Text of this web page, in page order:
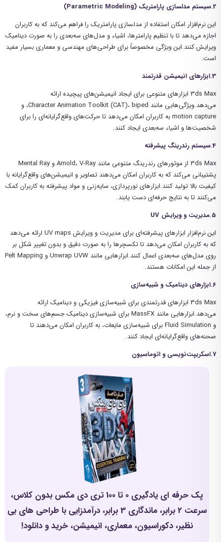
2.سیستم مدلسازی پارامتریک (
Parametric Modeling
)
این نرم‌افزار امکان استفاده از مدلسازی پارامتریک را فراهم می‌کند که به کاربران
اجازه می‌دهد تا با تنظیم پارامترها، اشیاء و مدل‌های سه‌بعدی را به صورت دینامیک
ویرایش کنند.این ویژگی مخصوصاً برای طراحی‌های مهندسی و معماری بسیار مفید
است.
3.ابزارهای انیمیشن قدرتمند
3ds Max ابزارهای متنوعی برای ایجاد انیمیشن‌های پیچیده ارائه
می‌دهد.ویژگی‌هایی مانند Character Animation Toolkit (CAT)، biped، و
motion capture به کاربران امکان می‌دهد تا حرکت‌های واقع‌گرایانه‌ای را برای
شخصیت‌ها و اشیاء سه‌بعدی ایجاد کنند.
4.سیستم رندرینگ پیشرفته
3ds Max از موتورهای رندرینگ متنوعی مانند Arnold، V-Ray و Mental Ray
پشتیبانی می‌کند که به کاربران امکان می‌دهند تصاویر و انیمیشن‌های واقع‌گرایانه با
کیفیت بالا تولید کنند.ابزارهای نورپردازی، سایه‌زنی و مواد پیشرفته به کاربران کمک
می‌کنند تا به نتایج حرفه‌ای دست یابند.
5.مدیریت و ویرایش
UV
این نرم‌افزار ابزارهای پیشرفته‌ای برای مدیریت و ویرایش UV maps ارائه می‌دهد
که به کاربران امکان می‌دهد تا تکسچرها را به صورت دقیق و بدون تغییر شکل بر
روی مدل‌های سه‌بعدی اعمال کنند.ابزارهایی مانند Unwrap UVW و Pelt Mapping
از جمله این امکانات هستند.
6.ابزارهای دینامیک و شبیه‌سازی
3ds Max ابزارهای قدرتمندی برای شبیه‌سازی فیزیکی و دینامیک ارائه
می‌دهد.ابزارهایی مانند MassFX برای شبیه‌سازی دینامیک جسم‌های سخت و نرم،
و Fluid Simulation برای شبیه‌سازی مایعات، به کاربران امکان می‌دهند تا
صحنه‌های واقع‌گرایانه‌ای ایجاد کنند.
7.اسکریپت‌نویسی و اتوماسیون
پک حرفه ای یادگیری 0 تا 100 تری دی مکس بدون کلاس،
سرعت 2 برابر، ماندگاری 3 برابر، درآمدزایی با طراحی های بی
نظیر، دکوراسیون، معماری، انیمیشن، خرید و دانلود!